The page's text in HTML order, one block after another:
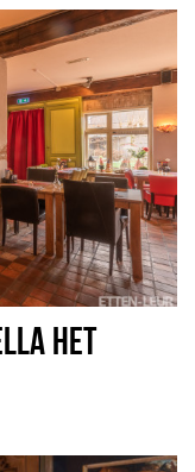
HET